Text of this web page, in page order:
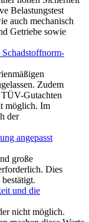
Belastungstest
auch mechanisch
Getriebe sowie
Zudem
Gutachten
möglich. Im
der
angepasst
große
Dies
und die
nicht möglich.